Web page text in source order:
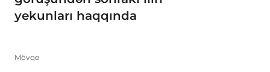
yekunları haqqında
Mövqe